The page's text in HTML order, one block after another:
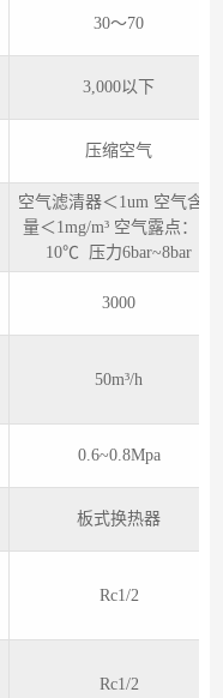
30～70
3,000以下
压缩空气
空⽓滤清器＜1um 空⽓含油
量＜1mg/m³ 空⽓露点：＜
10℃ 压⼒6bar~8bar
3000
50m³/h
0.6~0.8Mpa
板式换热器
Rc1/2
Rc1/2